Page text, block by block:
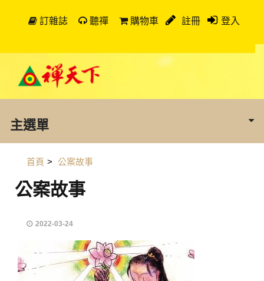
訂雜誌 聽禪 購物車 註冊 登入
主選單
首頁 > 公案故事
公案故事
2022-03-24